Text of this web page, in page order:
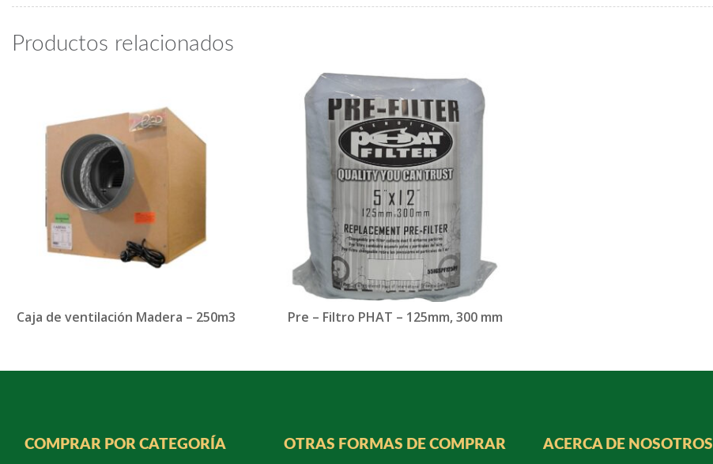
Productos relacionados
Caja de ventilación Madera – 250m3 Pre – Filtro PHAT – 125mm, 300 mm
COMPRAR POR CATEGORÍA OTRAS FORMAS DE COMPRAR ACERCA DE NOSOTROS